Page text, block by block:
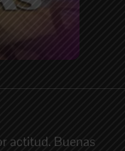
actitud. Buenas